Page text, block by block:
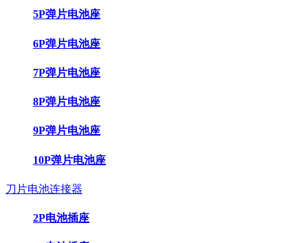
5P弹片电池座
6P弹片电池座
7P弹片电池座
8P弹片电池座
9P弹片电池座
10P弹片电池座
刀片电池连接器
2P电池插座